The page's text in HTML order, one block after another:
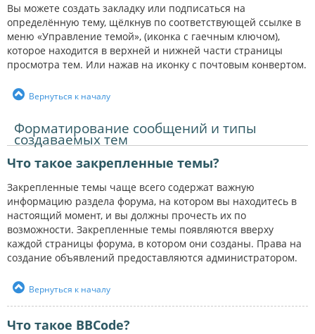
Вы можете создать закладку или подписаться на
определённую тему, щёлкнув по соответствующей ссылке в
меню «Управление темой», (иконка с гаечным ключом),
которое находится в верхней и нижней части страницы
просмотра тем. Или нажав на иконку с почтовым конвертом.
Вернуться к началу
Форматирование сообщений и типы
создаваемых тем
Что такое закрепленные темы?
Закрепленные темы чаще всего содержат важную
информацию раздела форума, на котором вы находитесь в
настоящий момент, и вы должны прочесть их по
возможности. Закрепленные темы появляются вверху
каждой страницы форума, в котором они созданы. Права на
создание объявлений предоставляются администратором.
Вернуться к началу
Что такое BBCode?